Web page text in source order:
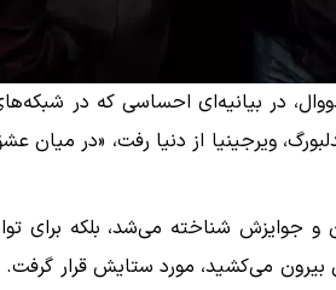
در بیانیه‌ای احساسی که در
ویرجینیا از دنیا رفت، «در میان
و جوایزش شناخته می‌شد، بلکه برای